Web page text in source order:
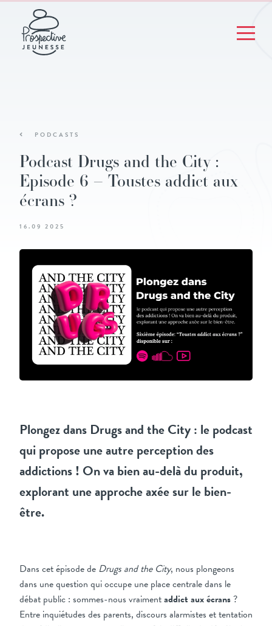
PODCASTS
Podcast Drugs and the City :
Episode 6 – Toustes addict aux
écrans ?
16.09 2025
Plongez dans Drugs and the City : le podcast
qui propose une autre perception des
addictions ! On va bien au-delà du produit,
explorant une approche axée sur le bien-
être.
Dans cet épisode de Drugs and the City, nous plongeons
dans une question qui occupe une place centrale dans le
débat public : sommes-nous vraimentaddict aux écrans?
Entre inquiétudes des parents, discours alarmistes et tentation